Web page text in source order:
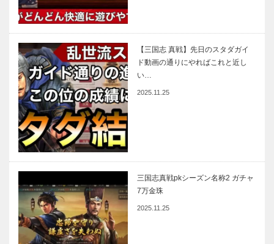
【三国志 真戦】先日のスタダガイ
ド動画の通りにやればこれと近し
い…
2025.11.25
三国志真戦pkシーズン名称2 ガチャ
7万金珠
2025.11.25